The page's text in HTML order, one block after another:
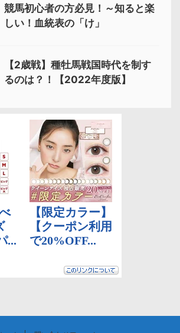
競馬初心者の方必見！～知ると楽
しい！血統表の「け」
【2歳戦】種牡馬戦国時代を制す
るのは？！【2022年度版】